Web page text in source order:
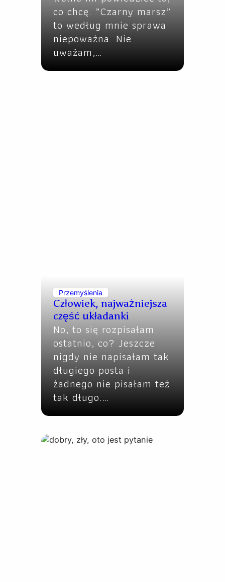
co chcę. „Czarny marsz”
to według mnie sprawa
niepoważna. Nie
uważam,…
Przemyślenia
Człowiek, najważniejsza
część układanki
No, to się rozpisałam
ostatnio, co? Jeszcze
nigdy nie napisałam tak
długiego posta i
żadnego nie pisałam też
tak długo.…